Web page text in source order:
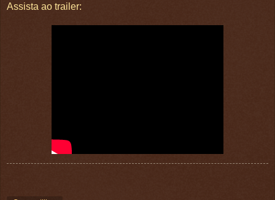
Assista ao trailer: